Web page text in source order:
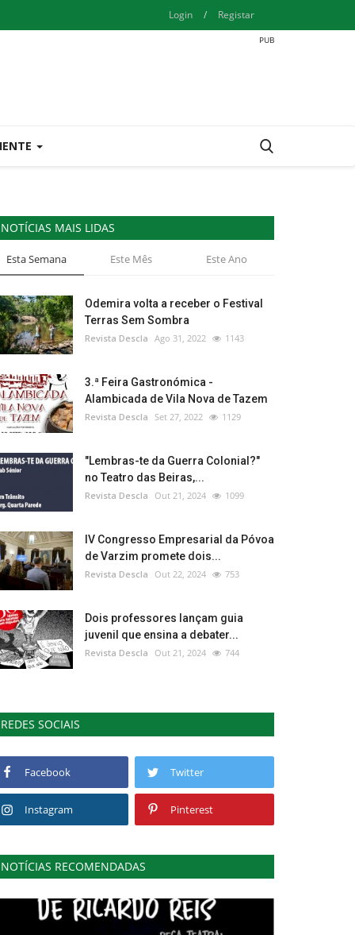
Login / Registar
NOTÍCIAS MAIS LIDAS
Esta Semana Este Mês Este Ano
Odemira volta a receber o Festival
Terras Sem Sombra
Revista Descla Ago 31, 2022 1143
3.ª Feira Gastronómica -
Alambicada de Vila Nova de Tazem
Revista Descla Set 27, 2022 1129
"Lembras-te da Guerra Colonial?"
no Teatro das Beiras,...
Revista Descla Out 21, 2024 1099
IV Congresso Empresarial da Póvoa
de Varzim promete dois...
Revista Descla Out 22, 2024 753
Dois professores lançam guia
juvenil que ensina a debater...
Revista Descla Out 21, 2024 744
REDES SOCIAIS
Facebook Twitter
Instagram Pinterest
NOTÍCIAS RECOMENDADAS